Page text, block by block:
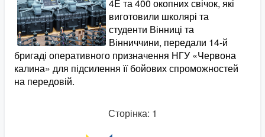
4E та 400 окопних свічок, які
виготовили школярі та
студенти Вінниці та
Вінниччини, передали 14-й
бригаді оперативного призначення НГУ «Червона
калина» для підсилення її бойових спроможностей
на передовій.
Сторінка: 1